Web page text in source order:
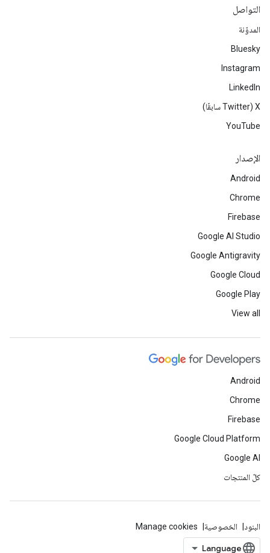
التواصل
المدوّنة
Bluesky
Instagram
LinkedIn
‫X ‏(Twitter سابقًا)
YouTube
الإصدار
Android
Chrome
Firebase
Google AI Studio
Google Antigravity
Google Cloud
Google Play
View all
Android
Chrome
Firebase
Google Cloud Platform
Google AI
كلّ المنتجات
البنود الخصوصية Manage cookies